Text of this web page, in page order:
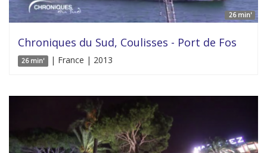
26 min'
Chroniques du Sud, Coulisses - Port de Fos
26 min' | France | 2013